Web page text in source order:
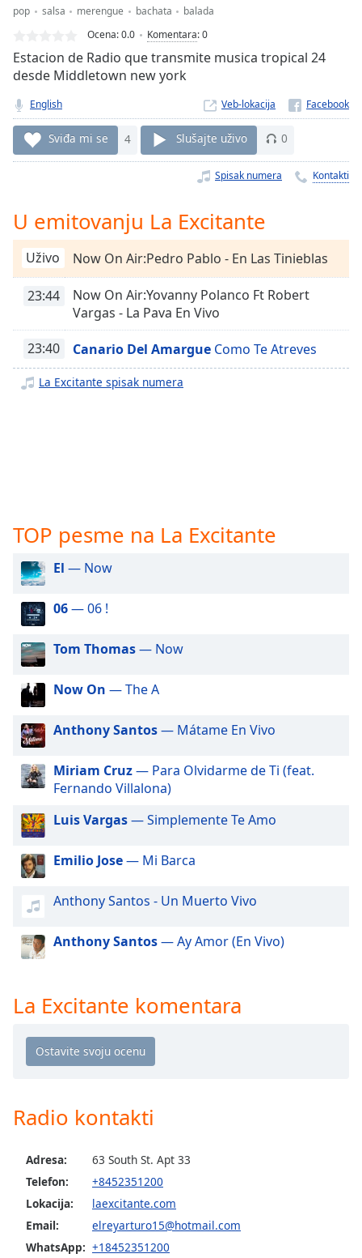
Loaded:
Stream
TypeLIVE
live,
currently
behind
LIVE
Remaining
Playback
Rate
Chapters
Chapters
Descriptions
descriptions
subtitles
settings
dialog
subtitles
off
selected
Audio
Track
Picture-
Picture
Fullscreen
This
modal
window.
Beginning
dialog
Escape
close
window.
Background
Color
pop salsa merengue bachata
balada
Ocena:0.0 Komentara:0
Estacion de Radio que transmite musica tropical 24
desde Middletown new york
English Veb-lokacija
Sviđa mi se 4 Slušajte uživo 0
Spisak numera Kontakti
U emitovanju La Excitante
Uživo Now On Air:Pedro Pablo - En Las Tinieblas
23:44
Now On Air:Yovanny Polanco Ft Robert
Vargas - La Pava En Vivo
23:40 Canario Del Amargue Como Te Atreves
La Excitante spisak numera
TOP pesme na La Excitante
El — Now
06— 06 !
Tom Thomas— Now
Now On — The A
Anthony Santos— Mátame En Vivo
Miriam Cruz— Para Olvidarme de Ti (feat.
Fernando Villalona)
Luis Vargas— Simplemente Te Amo
Emilio Jose— Mi Barca
Anthony Santos - Un Muerto Vivo
Anthony Santos— Ay Amor (En Vivo)
La Excitante komentara
Radio kontakti
Adresa:
63 South St. Apt 33
Telefon:
+8452351200
Lokacija:
laexcitante.com
Email:
elreyarturo15@hotmail.com
WhatsApp: +18452351200